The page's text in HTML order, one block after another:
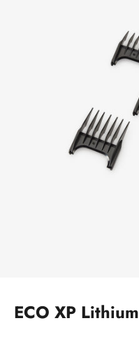
ECO XP Lithium